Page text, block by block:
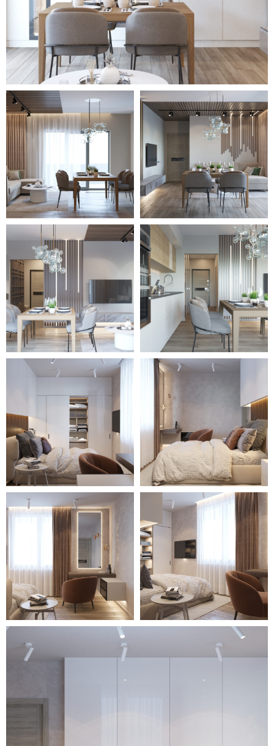
обеспечивает уют. Светло-серые
стены покрыты декоративной
штукатуркой. Обивка кресла и
шторы выполнены в единой
цветовой гамме. Внутренняя
подсветка шкафов в прихожей
позволяет привлечь внимание к
элементам из дерева, которые
удачно сочетаются с напольным
покрытием.